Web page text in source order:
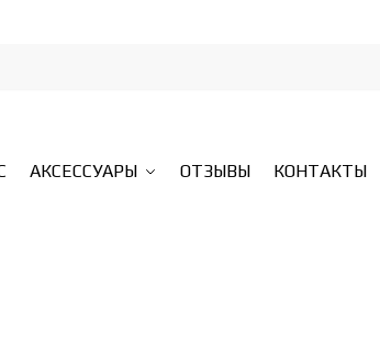
АКСЕССУАРЫ ОТЗЫВЫ КОНТАКТЫ